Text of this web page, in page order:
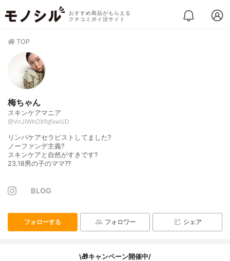
おすすめ商品がもらえる
クチコミポイ活サイト
TOP
梅ちゃん
スキンケアマニア
@VnJIWhOXfqfxwUD
リンパケアセラピストしてました?
ノーファンデ主義?
スキンケアと自然がすきです?
23.18男の子のママ??
BLOG
フォローする フォロワー シェア
\🎁キャンペーン開催中/